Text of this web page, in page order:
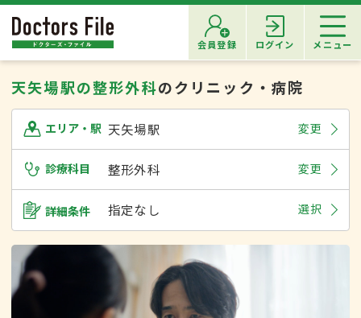
会員登録 ログイン メニュー
天矢場駅の整形外科のクリニック・病院
エリア・駅 天矢場駅 変更
診療科目 整形外科 変更
詳細条件 指定なし 選択